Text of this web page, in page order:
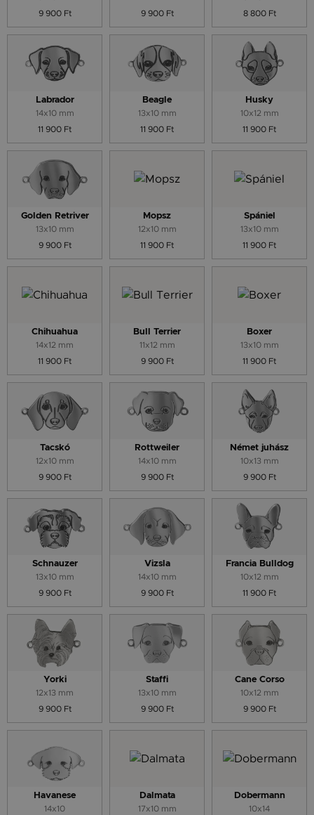
9 900 Ft
9 900 Ft
8 800 Ft
Labrador
14x10 mm
11 900 Ft
Beagle
13x10 mm
11 900 Ft
Husky
10x12 mm
11 900 Ft
Golden Retriver
13x10 mm
9 900 Ft
Mopsz
12x10 mm
11 900 Ft
Spániel
13x10 mm
11 900 Ft
Chihuahua
14x12 mm
11 900 Ft
Bull Terrier
11x12 mm
9 900 Ft
Boxer
13x10 mm
11 900 Ft
Tacskó
12x10 mm
9 900 Ft
Rottweiler
14x10 mm
9 900 Ft
Német juhász
10x13 mm
9 900 Ft
Schnauzer
13x10 mm
9 900 Ft
Vizsla
14x10 mm
9 900 Ft
Francia Bulldog
10x12 mm
11 900 Ft
Yorki
12x13 mm
9 900 Ft
Staffi
13x10 mm
9 900 Ft
Cane Corso
10x12 mm
9 900 Ft
Havanese
14x10
Dalmata
17x10 mm
Dobermann
10x14